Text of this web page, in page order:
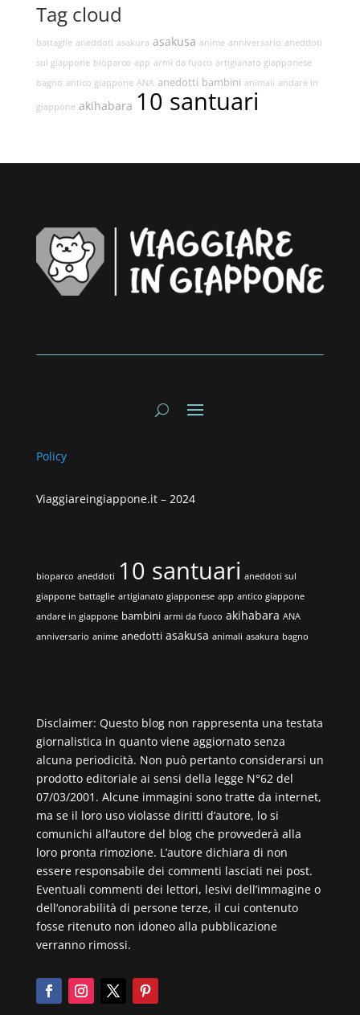
Tag cloud
battaglie aneddoti asakura asakusa anime anniversario aneddoti
sul giappone bioparco app armi da fuoco artigianato giapponese
bagno antico giappone ANA anedotti bambini animali andare in
giappone akihabara 10 santuari
Policy
Viaggiareingiappone.it – 2024
bioparco aneddoti 10 santuari aneddoti sul
giappone battaglie artigianato giapponese app antico giappone
andare in giappone bambini armi da fuoco akihabara ANA
anniversario anime anedotti asakusa animali asakura bagno
Disclaimer: Questo blog non rappresenta una testata
giornalistica in quanto viene aggiornato senza
alcuna periodicità. Non può pertanto considerarsi un
prodotto editoriale ai sensi della legge N°62 del
07/03/2001. Alcune immagini sono tratte da internet,
ma se il loro uso violasse diritti d’autore, lo si
comunichi all’autore del blog che provvederà alla
loro pronta rimozione. L’autore dichiara di non
essere responsabile dei commenti lasciati nei post.
Eventuali commenti dei lettori, lesivi dell’immagine o
dell’onorabilità di persone terze, il cui contenuto
fosse ritenuto non idoneo alla pubblicazione
verranno rimossi.